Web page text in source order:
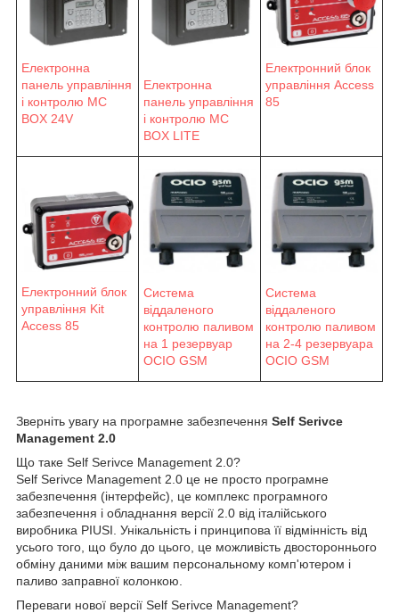
Електронна
панель управління
і контролю MC
BOX 24V
Електронна
панель управління
і контролю MC
BOX LITE
Електронний блок
управління Access
85
Електронний блок
управління Kit
Access 85
Система
віддаленого
контролю паливом
на 1 резервуар
OCIO GSM
Система
віддаленого
контролю паливом
на 2-4 резервуара
OCIO GSM
Зверніть увагу на програмне забезпечення Self Serivce
Management 2.0
Що таке Self Serivce Management 2.0?
Self Serivce Management 2.0 це не просто програмне
забезпечення (інтерфейс), це комплекс програмного
забезпечення і обладнання версії 2.0 від італійського
виробника PIUSI. Унікальність і принципова її відмінність від
усього того, що було до цього, це можливість двостороннього
обміну даними між вашим персональному комп'ютером і
паливо заправної колонкою.
Переваги нової версії Self Serivce Management?